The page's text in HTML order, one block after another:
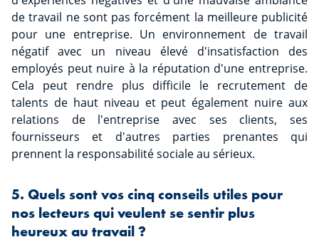
de travail ne sont pas forcément la meilleure publicité
pour une entreprise. Un environnement de travail
négatif avec un niveau élevé d'insatisfaction des
employés peut nuire à la réputation d'une entreprise.
Cela peut rendre plus difficile le recrutement de
talents de haut niveau et peut également nuire aux
relations de l'entreprise avec ses clients, ses
fournisseurs et d'autres parties prenantes qui
prennent la responsabilité sociale au sérieux.
5. Quels sont vos cinq conseils utiles pour
nos lecteurs qui veulent se sentir plus
heureux au travail ?